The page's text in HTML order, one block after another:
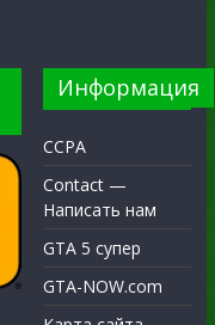
Информация
CCPA
Contact —
Написать нам
GTA 5 супер
GTA-NOW.com